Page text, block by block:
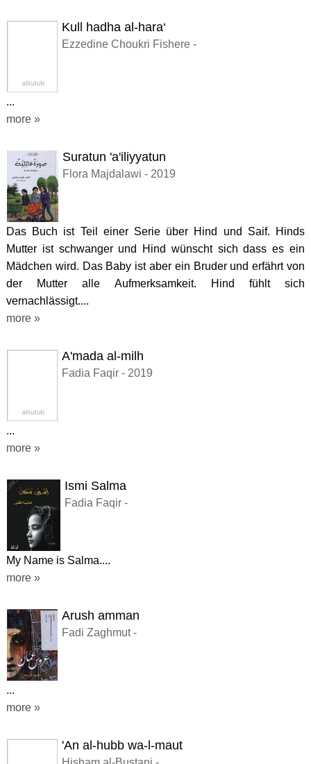
Kull hadha al-hara‘
Ezzedine Choukri Fishere -
...
more »
Suratun 'a'iliyyatun
Flora Majdalawi - 2019
Das Buch ist Teil einer Serie über Hind und Saif. Hinds
Mutter ist schwanger und Hind wünscht sich dass es ein
Mädchen wird. Das Baby ist aber ein Bruder und erfährt von
der Mutter alle Aufmerksamkeit. Hind fühlt sich
vernachlässigt....
more »
A'mada al-milh
Fadia Faqir - 2019
...
more »
Ismi Salma
Fadia Faqir -
My Name is Salma....
more »
Arush amman
Fadi Zaghmut -
...
more »
'An al-hubb wa-l-maut